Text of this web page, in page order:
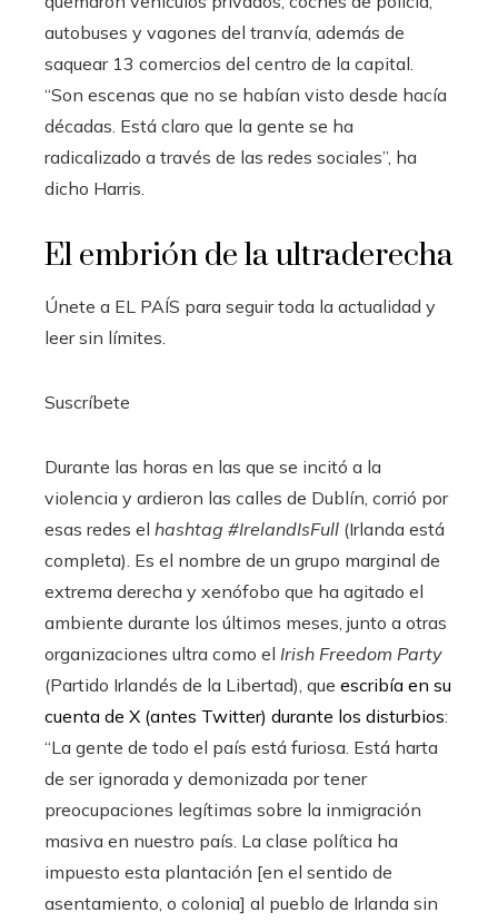
autobuses y vagones del tranvía, además de
saquear 13 comercios del centro de la capital.
“Son escenas que no se habían visto desde hacía
décadas. Está claro que la gente se ha
radicalizado a través de las redes sociales”, ha
dicho Harris.
El embrión de la ultraderecha
Únete a EL PAÍS para seguir toda la actualidad y
leer sin límites.
Suscríbete
Durante las horas en las que se incitó a la
violencia y ardieron las calles de Dublín, corrió por
esas redes el hashtag #IrelandIsFull (Irlanda está
completa). Es el nombre de un grupo marginal de
extrema derecha y xenófobo que ha agitado el
ambiente durante los últimos meses, junto a otras
organizaciones ultra como el Irish Freedom Party
(Partido Irlandés de la Libertad), que escribía en su
cuenta de X (antes Twitter) durante los disturbios:
“La gente de todo el país está furiosa. Está harta
de ser ignorada y demonizada por tener
preocupaciones legítimas sobre la inmigración
masiva en nuestro país. La clase política ha
impuesto esta plantación [en el sentido de
asentamiento, o colonia] al pueblo de Irlanda sin